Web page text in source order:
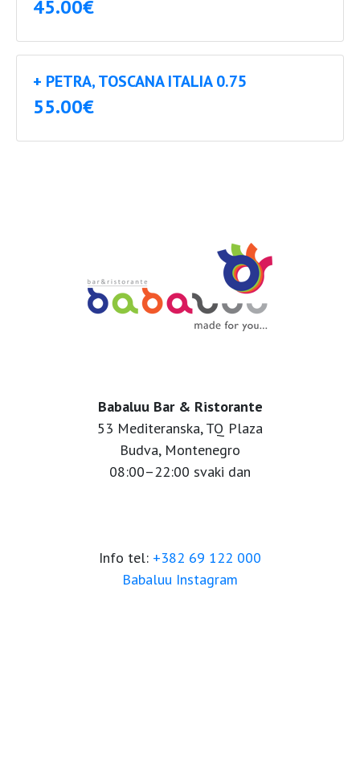
45.00€
+ PETRA, TOSCANA ITALIA 0.75
55.00€
Babaluu Bar & Ristorante
53 Mediteranska, TQ Plaza
Budva, Montenegro
08:00–22:00 svaki dan
Info tel: +382 69 122 000
Babaluu Instagram